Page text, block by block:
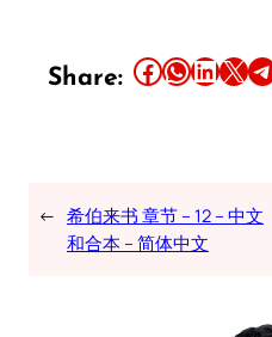
Share: Share this article on Facebook Share this article on WhatsApp Share this article on LinkedIn Share this article on X Share this article on Telegram
← 希伯来书 章节 – 12 – 中文
和合本 – 简体中文